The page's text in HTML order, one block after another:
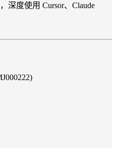
深度使用 Cursor、Claude